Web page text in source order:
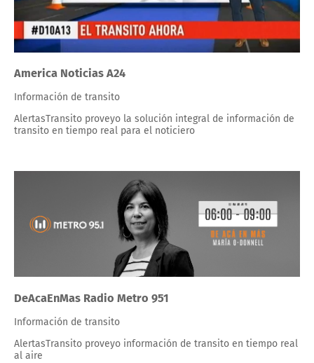
America Noticias A24
Información de transito
AlertasTransito proveyo la solución integral de información de
transito en tiempo real para el noticiero
DeAcaEnMas Radio Metro 951
Información de transito
AlertasTransito proveyo información de transito en tiempo real
al aire